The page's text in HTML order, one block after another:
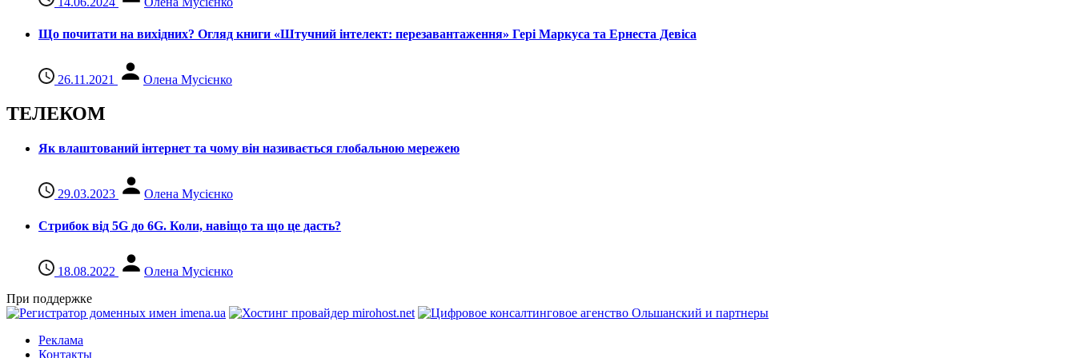
Що почитати на вихідних? Огляд книги «Штучний інтелект: перезавантаження» Гері Маркуса та Ернеста Девіса
26.11.2021 Олена Мусієнко
ТЕЛЕКОМ
Як влаштований інтернет та чому він називається глобальною мережею
29.03.2023 Олена Мусієнко
Стрибок від 5G до 6G. Коли, навіщо та що це даcть?
18.08.2022
Олена Мусієнко
При поддержке
Реклама
Контакты